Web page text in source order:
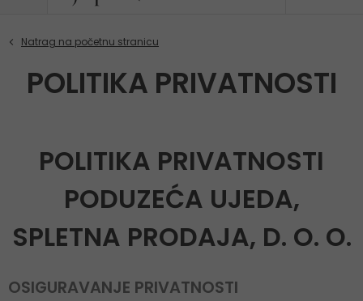
POLITIKA PRIVATNOSTI
POLITIKA PRIVATNOSTI
PODUZEĆA UJEDA,
SPLETNA PRODAJA, D. O. O.
OSIGURAVANJE PRIVATNOSTI